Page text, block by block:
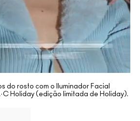
do rosto com o Iluminador Facial
Holiday (edição limitada de Holiday).